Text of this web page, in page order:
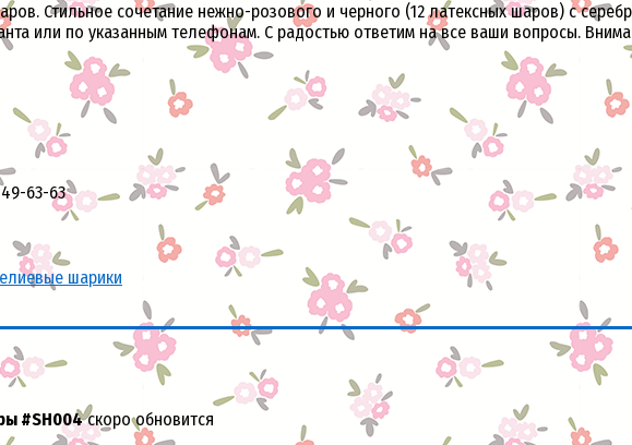
Стильное сочетание нежно-розового и черного (12 латексных шаров) с
или по указанным телефонам. С радостью ответим на все ваши вопросы.
63-63
шарики
#SH004скоро обновится